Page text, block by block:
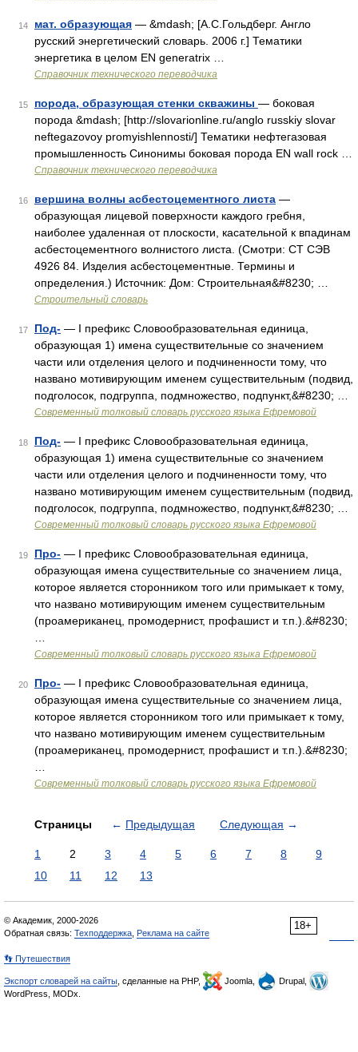
14 мат. образующая — &mdash; [А.С.Гольдберг. Англо
русский энергетический словарь. 2006 г.] Тематики
энергетика в целом EN generatrix …
Справочник технического переводчика
15 порода, образующая стенки скважины — боковая
порода &mdash; [http://slovarionline.ru/anglo russkiy slovar
neftegazovoy promyishlennosti/] Тематики нефтегазовая
промышленность Синонимы боковая порода EN wall rock …
Справочник технического переводчика
16 вершина волны асбестоцементного листа —
образующая лицевой поверхности каждого гребня,
наиболее удаленная от плоскости, касательной к впадинам
асбестоцементного волнистого листа. (Смотри: СТ СЭВ
4926 84. Изделия асбестоцементные. Термины и
определения.) Источник: Дом: Строительная&#8230; …
Строительный словарь
17 Под- — I префикс Словообразовательная единица,
образующая 1) имена существительные со значением
части или отделения целого и подчиненности тому, что
названо мотивирующим именем существительным (подвид,
подголосок, подгруппа, подмножество, подпункт,&#8230; …
Современный толковый словарь русского языка Ефремовой
18 Под- — I префикс Словообразовательная единица,
образующая 1) имена существительные со значением
части или отделения целого и подчиненности тому, что
названо мотивирующим именем существительным (подвид,
подголосок, подгруппа, подмножество, подпункт,&#8230; …
Современный толковый словарь русского языка Ефремовой
19 Про- — I префикс Словообразовательная единица,
образующая имена существительные со значением лица,
которое является сторонником того или примыкает к тому,
что названо мотивирующим именем существительным
(проамериканец, промодернист, профашист и т.п.).&#8230;
Современный толковый словарь русского языка Ефремовой
20 Про- — I префикс Словообразовательная единица,
образующая имена существительные со значением лица,
которое является сторонником того или примыкает к тому,
что названо мотивирующим именем существительным
(проамериканец, промодернист, профашист и т.п.).&#8230;
Современный толковый словарь русского языка Ефремовой
Страницы ← Предыдущая Следующая →
1 2 3 4 5 6 7 8
9
10
11 12 13
18+
© Академик, 2000-2026
Обратная связь: Техподдержка Реклама на сайте
👣 Путешествия
Экспорт словарей на сайты , сделанные на PHP, Joomla,
Drupal,
WordPress, MODx.